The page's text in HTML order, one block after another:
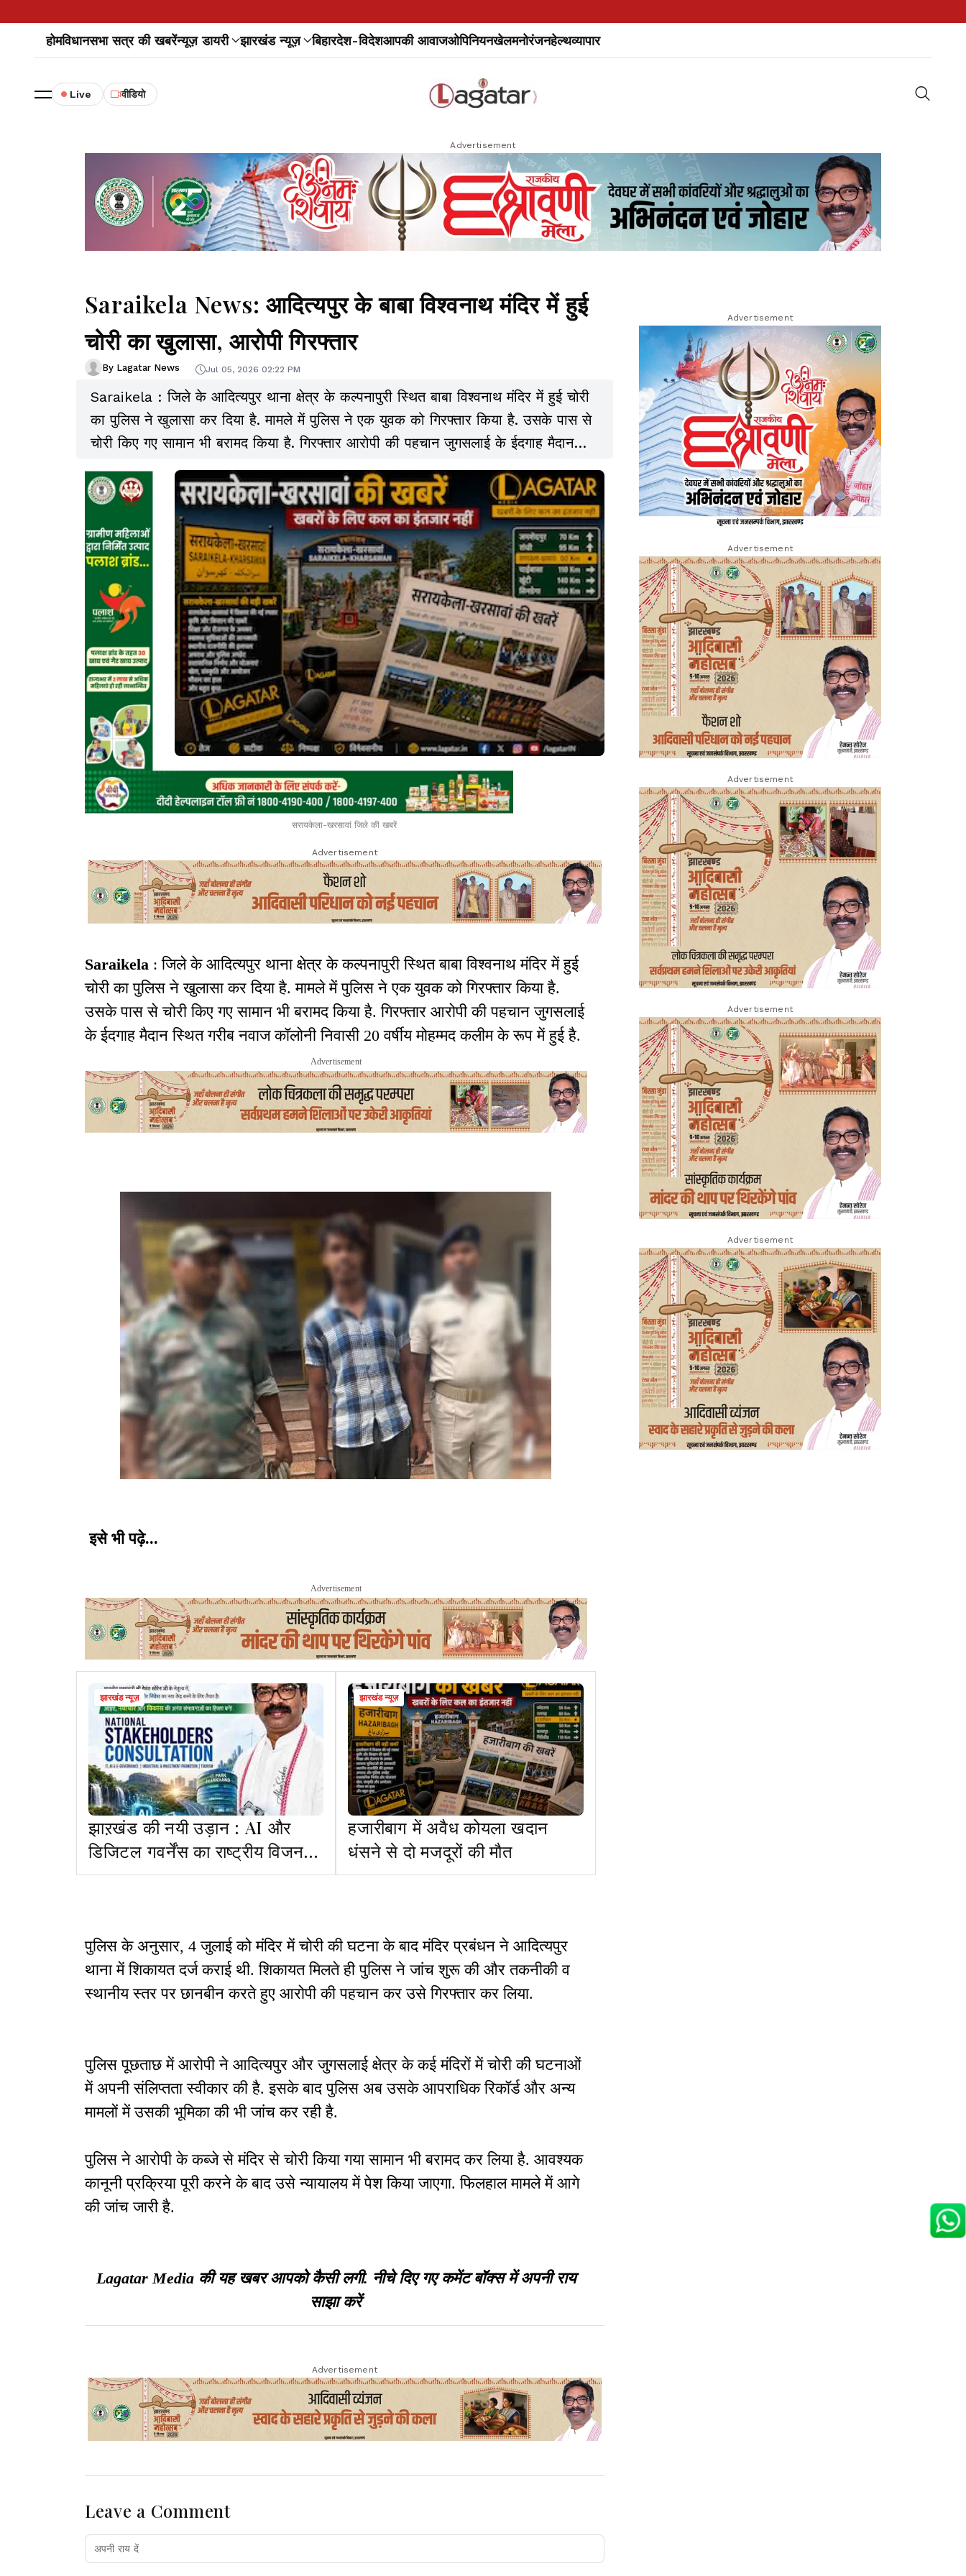
होमविधानसभा सत्र की खबरेंन्यूज़ डायरी झारखंड न्यूज़ बिहारदेश-विदेशआपकी आवाजओपिनियनखेलमनोरंजनहेल्थव्यापार
Live वीडियो
Advertisement
Saraikela News: आदित्यपुर के बाबा विश्वनाथ मंदिर में हुई
चोरी का खुलासा, आरोपी गिरफ्तार
By Lagatar News Jul 05, 2026 02:22 PM
Saraikela : जिले के आदित्यपुर थाना क्षेत्र के कल्पनापुरी स्थित बाबा विश्वनाथ मंदिर में हुई चोरी
का पुलिस ने खुलासा कर दिया है. मामले में पुलिस ने एक युवक को गिरफ्तार किया है. उसके पास से
चोरी किए गए सामान भी बरामद किया है. गिरफ्तार आरोपी की पहचान जुगसलाई के ईदगाह मैदान
स्थित गरीब नवाज कॉलोनी निवासी 20 वर्षीय मोहम्मद कलीम के रूप में हुई है.
सरायकेला-खरसावां जिले की खबरें
Advertisement
Saraikela : जिले के आदित्यपुर थाना क्षेत्र के कल्पनापुरी स्थित बाबा विश्वनाथ मंदिर में हुई
चोरी का पुलिस ने खुलासा कर दिया है. मामले में पुलिस ने एक युवक को गिरफ्तार किया है.
उसके पास से चोरी किए गए सामान भी बरामद किया है. गिरफ्तार आरोपी की पहचान जुगसलाई
के ईदगाह मैदान स्थित गरीब नवाज कॉलोनी निवासी 20 वर्षीय मोहम्मद कलीम के रूप में हुई है.
Advertisement
इसे भी पढ़े...
Advertisement
झारखंड न्यूज़
झाऱखंड की नयी उड़ान : AI और
डिजिटल गवर्नेंस का राष्ट्रीय विजन
पेश करेंगे CM हेमंत सोरेन
झारखंड न्यूज़
हजारीबाग में अवैध कोयला खदान
धंसने से दो मजदूरों की मौत
पुलिस के अनुसार, 4 जुलाई को मंदिर में चोरी की घटना के बाद मंदिर प्रबंधन ने आदित्यपुर
थाना में शिकायत दर्ज कराई थी. शिकायत मिलते ही पुलिस ने जांच शुरू की और तकनीकी व
स्थानीय स्तर पर छानबीन करते हुए आरोपी की पहचान कर उसे गिरफ्तार कर लिया.
पुलिस पूछताछ में आरोपी ने आदित्यपुर और जुगसलाई क्षेत्र के कई मंदिरों में चोरी की घटनाओं
में अपनी संलिप्तता स्वीकार की है. इसके बाद पुलिस अब उसके आपराधिक रिकॉर्ड और अन्य
मामलों में उसकी भूमिका की भी जांच कर रही है.
पुलिस ने आरोपी के कब्जे से मंदिर से चोरी किया गया सामान भी बरामद कर लिया है. आवश्यक
कानूनी प्रक्रिया पूरी करने के बाद उसे न्यायालय में पेश किया जाएगा. फिलहाल मामले में आगे
की जांच जारी है.
Lagatar Media की यह खबर आपको कैसी लगी. नीचे दिए गए कमेंट बॉक्स में अपनी राय
साझा करें
Advertisement
Leave a Comment
Advertisement
Advertisement
Advertisement
Advertisement
Advertisement